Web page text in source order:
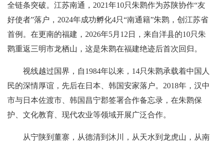
全链条突破。江苏南通，2021年10只朱鹮作为苏陕协作“友
好使者”落户，2024年成功孵化4只“南通籍”朱鹮，创江苏省
首例。在更南的福建，2026年5月12日，来自洋县的10只朱
鹮重返三明市龙栖山，这是朱鹮在福建绝迹后首次回归。
视线越过国界，自1984年以来，14只朱鹮承载着中国人
民的深情厚谊，先后在日本、韩国安家落户。2018年，汉中
市与日本佐渡市、韩国昌宁郡签署合作备忘录，在朱鹮保
护、文化教育、现代农业等领域开展广泛合作。
从宁陕到董寨，从德清到沐川，从天水到龙虎山，从南